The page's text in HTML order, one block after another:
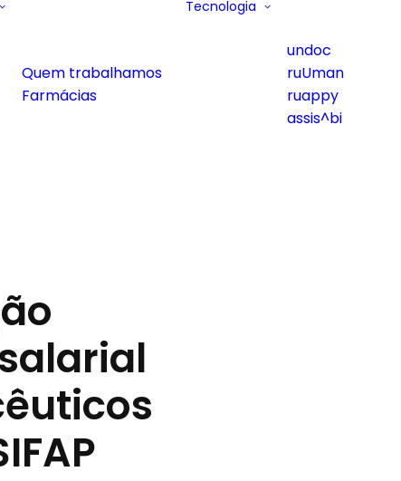
Quem trabalhamos
Farmácias
Tecnologia
undoc
ruUman
ruappy
assis^bi